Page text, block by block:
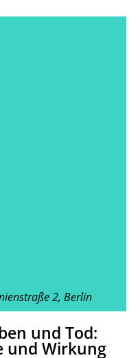
2, Berlin
und Tod:
und Wirkung